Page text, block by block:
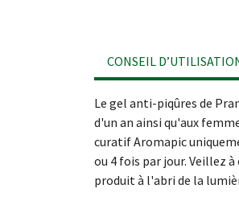
CONSEIL
Le gel anti-piqûres de
d'un an ainsi qu'aux
curatif Aromapic
ou 4 fois par jour. Veillez
produit à l'abri de la